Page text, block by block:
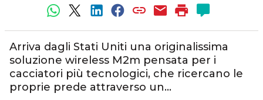
Arriva dagli Stati Uniti una originalissima
soluzione wireless M2m pensata per i
cacciatori più tecnologici, che ricercano le
proprie prede attraverso un…